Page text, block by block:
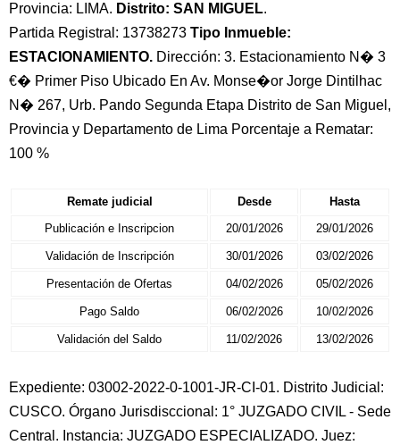
Provincia: LIMA. Distrito: SAN MIGUEL.
Partida Registral: 13738273 Tipo Inmueble:
ESTACIONAMIENTO. Dirección: 3. Estacionamiento N� 3
€� Primer Piso Ubicado En Av. Monse�or Jorge Dintilhac
N� 267, Urb. Pando Segunda Etapa Distrito de San Miguel,
Provincia y Departamento de Lima Porcentaje a Rematar:
100 %
Remate judicial Desde
Hasta
Publicación e Inscripcion
20/01/2026 29/01/2026
Validación de Inscripción 30/01/2026 03/02/2026
Presentación de Ofertas 04/02/2026 05/02/2026
Pago Saldo 06/02/2026 10/02/2026
Validación del Saldo 11/02/2026 13/02/2026
Expediente: 03002-2022-0-1001-JR-CI-01. Distrito Judicial:
CUSCO. Órgano Jurisdisccional: 1° JUZGADO CIVIL - Sede
Central. Instancia: JUZGADO ESPECIALIZADO. Juez: